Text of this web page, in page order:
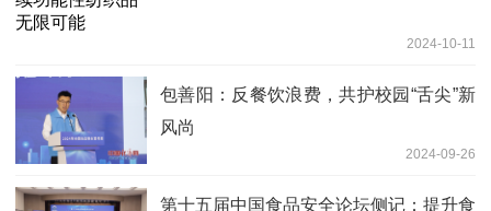
2024-10-11
包善阳：反餐饮浪费，共护校园“舌尖”新
风尚
2024-09-26
第十五届中国食品安全论坛侧记：提升食